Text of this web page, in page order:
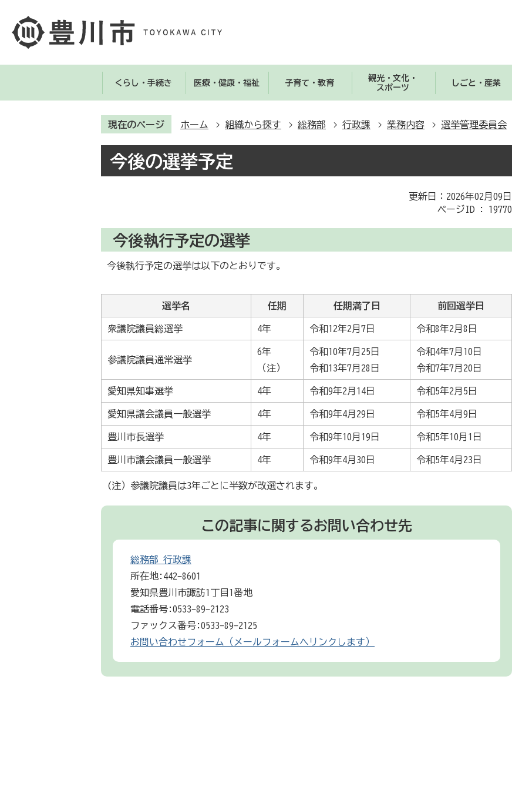
くらし・手続き 医療・健康・福祉 子育て・教育
観光・文化・
スポーツ
しごと・産業
現在のページ ホーム 組織から探す 総務部 行政課 業務内容 選挙管理委員会
今後の選挙予定
更新日：2026年02月09日
ページID : 19770
今後執行予定の選挙
今後執行予定の選挙は以下のとおりです。
選挙名 任期 任期満了日 前回選挙日
衆議院議員総選挙 4年 令和12年2月7日 令和8年2月8日
参議院議員通常選挙
6年
（注）
令和10年7月25日
令和13年7月28日
令和4年7月10日
令和7年7月20日
愛知県知事選挙 4年 令和9年2月14日 令和5年2月5日
愛知県議会議員一般選挙 4年 令和9年4月29日 令和5年4月9日
豊川市長選挙 4年 令和9年10月19日 令和5年10月1日
豊川市議会議員一般選挙 4年 令和9年4月30日 令和5年4月23日
(注）参議院議員は3年ごとに半数が改選されます。
この記事に関するお問い合わせ先
総務部 行政課
所在地:442-8601
愛知県豊川市諏訪1丁目1番地
電話番号:0533-89-2123
ファックス番号:0533-89-2125
お問い合わせフォーム（メールフォームへリンクします）